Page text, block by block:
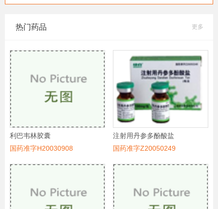
热门药品 更多
利巴韦林胶囊
国药准字H20030908
注射用丹参多酚酸盐
国药准字Z20050249